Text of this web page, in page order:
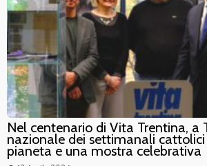
Nel centenario di Vita Trentina, a
nazionale dei settimanali
pianeta e una mostra celebrativa